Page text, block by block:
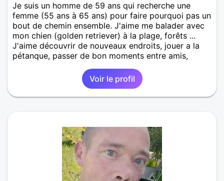
Je suis un homme de 59 ans qui recherche une
femme (55 ans à 65 ans) pour faire pourquoi pas un
bout de chemin ensemble. J'aime me balader avec
mon chien (golden retriever) à la plage, forêts ...
J'aime découvrir de nouveaux endroits, jouer a la
pétanque, passer de bon moments entre amis,
sincère , fidèle, gentil, à l'écoute et j'ai de l'humour.
Je suis très proche de ma famille.
Voir le profil